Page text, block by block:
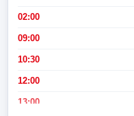
02:00
09:00
10:30
12:00
13:00